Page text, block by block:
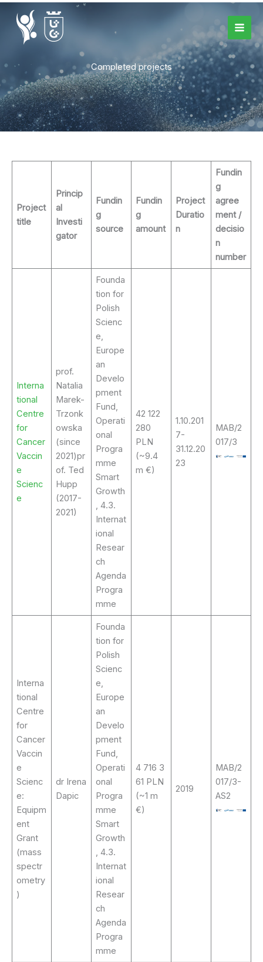
content
Completed projects
Project
title
Princip
al
Investi
gator
Fundin
g
source
Fundin
g
amount
Project
Duratio
n
Fundin
g
agree
ment /
decisio
n
number
Interna
tional
Centre
for
Cancer
Vaccin
e
Scienc
e
prof.
Natalia
Marek-
Trzonk
owska
(since
2021)pr
of. Ted
Hupp
(2017-
2021)
Founda
tion for
Polish
Scienc
e,
Europe
an
Develo
pment
Fund,
Operati
onal
Progra
mme
Smart
Growth
, 4.3.
Internat
ional
Resear
ch
Agenda
Progra
mme
42 122
280
PLN
(~9.4
m €)
1.10.201
7-
31.12.20
23
MAB/2
017/3
Interna
tional
Centre
for
Cancer
Vaccin
e
Scienc
e:
Equipm
ent
Grant
(mass
spectr
ometry
)
dr Irena
Dapic
Founda
tion for
Polish
Scienc
e,
Europe
an
Develo
pment
Fund,
Operati
onal
Progra
mme
Smart
Growth
, 4.3.
Internat
ional
Resear
ch
Agenda
Progra
mme
4 716 3
61 PLN
(~1 m
€)
2019
MAB/2
017/3-
AS2